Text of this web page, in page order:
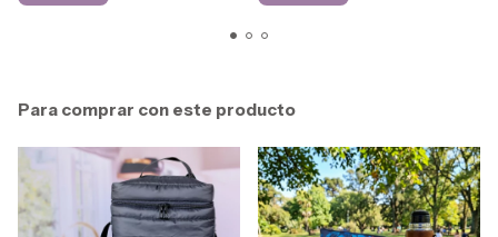
Para comprar con este producto